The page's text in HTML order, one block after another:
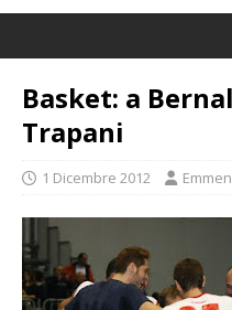
Basket: a
Trapani
1 Dicembre 2012